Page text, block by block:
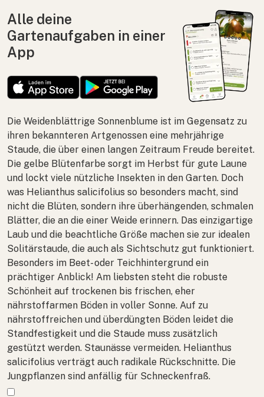
Alle deine
Gartenaufgaben in einer
App
Die Weidenblättrige Sonnenblume ist im Gegensatz zu
ihren bekannteren Artgenossen eine mehrjährige
Staude, die über einen langen Zeitraum Freude bereitet.
Die gelbe Blütenfarbe sorgt im Herbst für gute Laune
und lockt viele nützliche Insekten in den Garten. Doch
was Helianthus salicifolius so besonders macht, sind
nicht die Blüten, sondern ihre überhängenden, schmalen
Blätter, die an die einer Weide erinnern. Das einzigartige
Laub und die beachtliche Größe machen sie zur idealen
Solitärstaude, die auch als Sichtschutz gut funktioniert.
Besonders im Beet- oder Teichhintergrund ein
prächtiger Anblick! Am liebsten steht die robuste
Schönheit auf trockenen bis frischen, eher
nährstoffarmen Böden in voller Sonne. Auf zu
nährstoffreichen und überdüngten Böden leidet die
Standfestigkeit und die Staude muss zusätzlich
gestützt werden. Staunässe vermeiden. Helianthus
salicifolius verträgt auch radikale Rückschnitte. Die
Jungpflanzen sind anfällig für Schneckenfraß.
Mehr anzeigen